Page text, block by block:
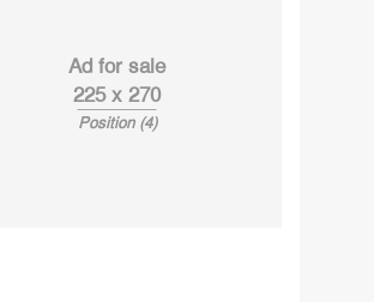
Ad for sale
225 x 270
Position (4)